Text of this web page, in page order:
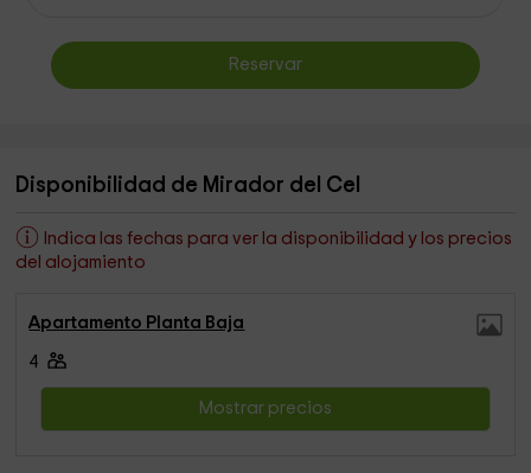
Reservar
Disponibilidad de Mirador del Cel
Indica las fechas para ver la disponibilidad y los precios
del alojamiento
Apartamento Planta Baja
4
Mostrar precios